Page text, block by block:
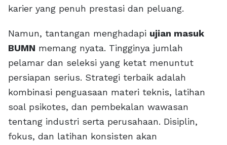
karier yang penuh prestasi dan peluang.
Namun, tantangan menghadapi ujian masuk
BUMN memang nyata. Tingginya jumlah
pelamar dan seleksi yang ketat menuntut
persiapan serius. Strategi terbaik adalah
kombinasi penguasaan materi teknis, latihan
soal psikotes, dan pembekalan wawasan
tentang industri serta perusahaan. Disiplin,
fokus, dan latihan konsisten akan